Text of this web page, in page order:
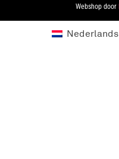
Webshop door
Nederlands